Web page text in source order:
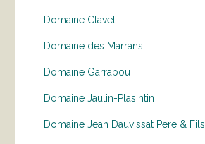
Domaine Clavel
Domaine des Marrans
Domaine Garrabou
Domaine Jaulin-Plasintin
Domaine Jean Dauvissat Pere & Fils